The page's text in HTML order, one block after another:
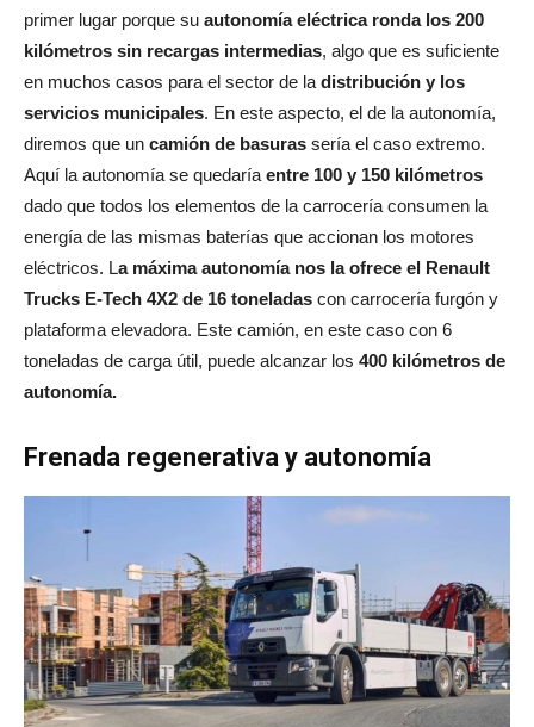
primer lugar porque su autonomía eléctrica ronda los 200
kilómetros sin recargas intermedias, algo que es suficiente
en muchos casos para el sector de la distribución y los
servicios municipales. En este aspecto, el de la autonomía,
diremos que un camión de basuras sería el caso extremo.
Aquí la autonomía se quedaría entre 100 y 150 kilómetros
dado que todos los elementos de la carrocería consumen la
energía de las mismas baterías que accionan los motores
eléctricos. La máxima autonomía nos la ofrece el Renault
Trucks E-Tech 4X2 de 16 toneladas con carrocería furgón y
plataforma elevadora. Este camión, en este caso con 6
toneladas de carga útil, puede alcanzar los 400 kilómetros de
autonomía.
Frenada regenerativa y autonomía